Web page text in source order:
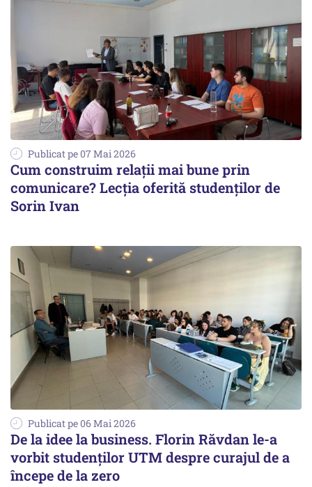
Publicat pe 07 Mai 2026
Cum construim relații mai bune prin
comunicare? Lecția oferită studenților de
Sorin Ivan
Publicat pe 06 Mai 2026
De la idee la business. Florin Răvdan le-a
vorbit studenților UTM despre curajul de a
începe de la zero